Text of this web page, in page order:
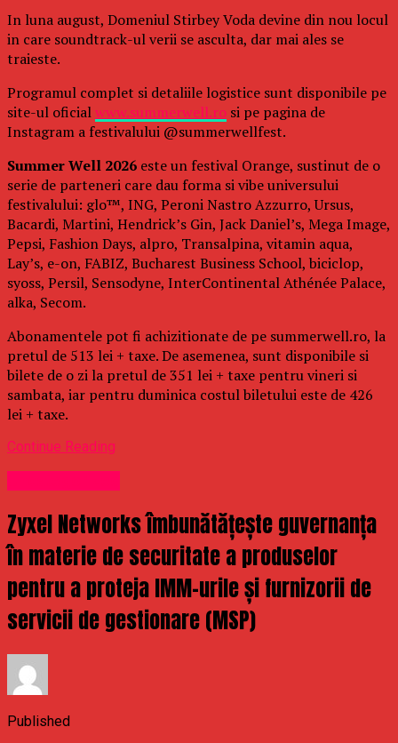
In luna august, Domeniul Stirbey Voda devine din nou locul
in care soundtrack-ul verii se asculta, dar mai ales se
traieste.
Programul complet si detaliile logistice sunt disponibile pe
site-ul oficialwww.summerwell.ro si pe pagina de
Instagram a festivalului @summerwellfest.
Summer Well 2026 este un festival Orange, sustinut de o
serie de parteneri care dau forma si vibe universului
festivalului: glo™, ING, Peroni Nastro Azzurro, Ursus,
Bacardi, Martini, Hendrick’s Gin, Jack Daniel’s, Mega Image,
Pepsi, Fashion Days, alpro, Transalpina, vitamin aqua,
Lay’s, e-on, FABIZ, Bucharest Business School, biciclop,
syoss, Persil, Sensodyne, InterContinental Athénée Palace,
alka, Secom.
Abonamentele pot fi achizitionate de pe summerwell.ro, la
pretul de 513 lei + taxe. De asemenea, sunt disponibile si
bilete de o zi la pretul de 351 lei + taxe pentru vineri si
sambata, iar pentru duminica costul biletului este de 426
lei + taxe.
Continue Reading
Zyxel Networks îmbunătățește guvernanța
în materie de securitate a produselor
pentru a proteja IMM-urile și furnizorii de
servicii de gestionare (MSP)
Published